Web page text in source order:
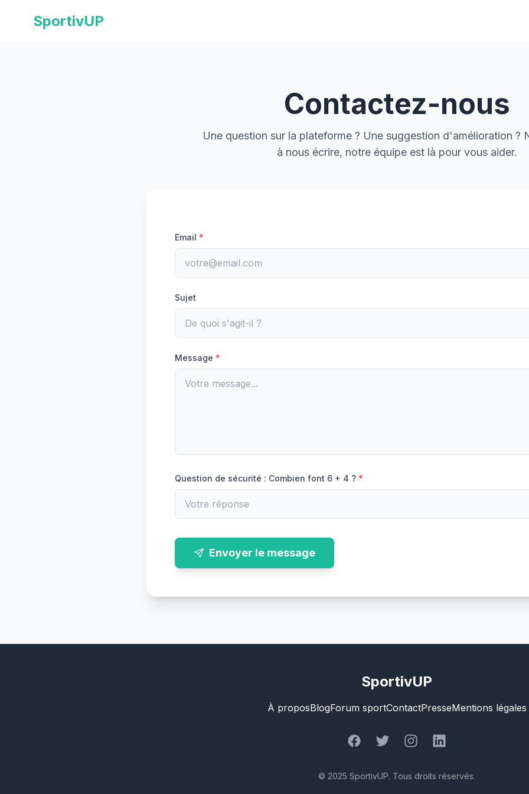
SportivUP
Contactez-nous
Une question sur la plateforme ? Une suggestion d'amélioration ?
à nous écrire, notre équipe est là pour vous aider.
Email *
Sujet
Message *
Question de sécurité : Combien font 6 + 4 ? *
Envoyer le message
SportivUP
À proposBlogForum sportContactPresseMentions légales
© 2025 SportivUP. Tous droits réservés.